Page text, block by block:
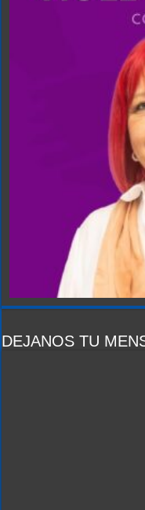
DEJANOS TU